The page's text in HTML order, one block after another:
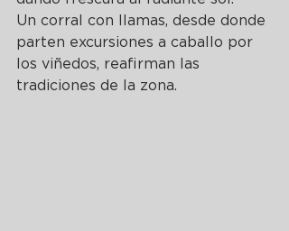
Un corral con llamas, desde donde
parten excursiones a caballo por
los viñedos, reafirman las
tradiciones de la zona.